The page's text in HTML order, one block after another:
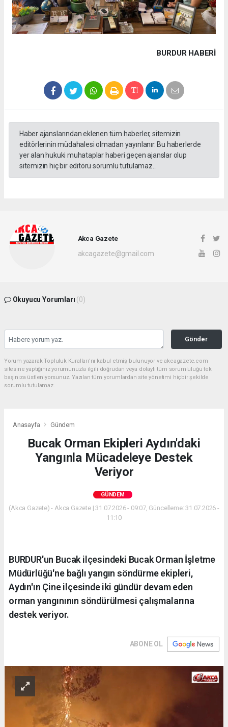
BURDUR HABERİ
Haber ajanslarından eklenen tüm haberler, sitemizin
editörlerinin müdahalesi olmadan yayınlanır. Bu haberlerde
yer alan hukuki muhataplar haberi geçen ajanslar olup
sitemizin hiç bir editörü sorumlu tutulamaz...
Akca Gazete
akcagazete@gmail.com
Okuyucu Yorumları (0)
Gönder
Yorum yazarak Topluluk Kuralları’nı kabul etmiş bulunuyor ve akcagazete.com
sitesine yaptığınız yorumunuzla ilgili doğrudan veya dolaylı tüm sorumluluğu tek
başınıza üstleniyorsunuz. Yazılan tüm yorumlardan site yönetimi hiçbir şekilde
sorumlu tutulamaz.
Anasayfa Gündem
Bucak Orman Ekipleri Aydın'daki
Yangınla Mücadeleye Destek
Veriyor
GÜNDEM
(Akca Gazete) - Akca Gazete | 31.07.2026 - 09:07, Güncelleme: 31.07.2026 -
11:10
BURDUR'un Bucak ilçesindeki Bucak Orman İşletme
Müdürlüğü'ne bağlı yangın söndürme ekipleri,
Aydın'ın Çine ilçesinde iki gündür devam eden
orman yangınının söndürülmesi çalışmalarına
destek veriyor.
ABONE OL